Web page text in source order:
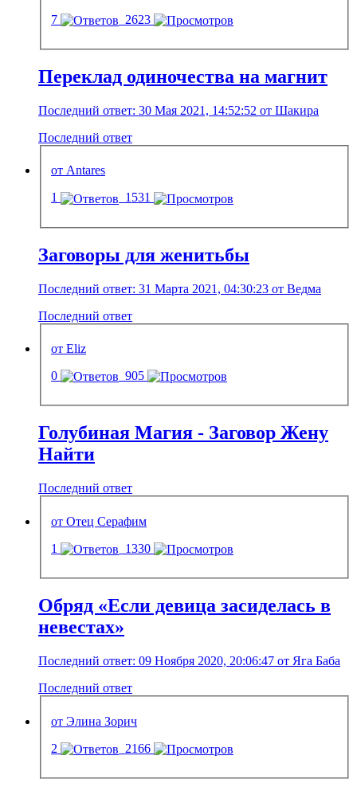
7 2623
Переклад одиночества на магнит
Последний ответ: 30 Мая 2021, 14:52:52 от Шакира
Последний ответ
от Antares
1
1531
Заговоры для женитьбы
Последний ответ: 31 Марта 2021, 04:30:23 от Ведма
Последний ответ
от Eliz
0
905
Голубиная Магия - Заговор Жену
Найти
Последний ответ
от Отец Серафим
1
1330
Обряд «Если девица засиделась в
невестах»
Последний ответ: 09 Ноября 2020, 20:06:47 от Яга Баба
Последний ответ
от Элина Зорич
2
2166